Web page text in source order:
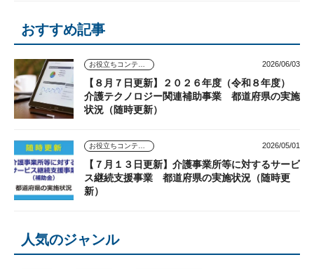
おすすめ記事
お役立ちコンテンツ 2026/06/03
【８月７日更新】２０２６年度（令和８年度）
介護テクノロジー関連補助事業 都道府県の実施
状況（随時更新）
お役立ちコンテンツ 2026/05/01
【７月１３日更新】介護事業所等に対するサービ
ス継続支援事業 都道府県の実施状況（随時更
新）
人気のジャンル